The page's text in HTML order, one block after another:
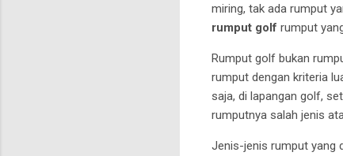
miring, tak ada rumput
rumput golf rumput
Rumput golf bukan
rumput dengan kriteria
saja, di lapangan golf,
rumputnya salah jenis
Jenis-jenis rumput yang